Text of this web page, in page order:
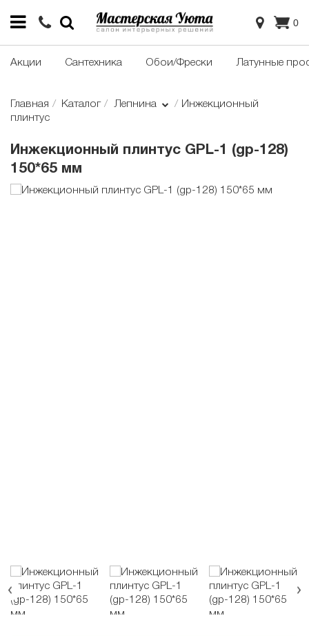
0
Акции Сантехника Обои/Фрески Латунные
Главная Каталог Лепнина
Инжекционный
плинтус
Инжекционный плинтус GPL-1 (gp-128)
150*65 мм